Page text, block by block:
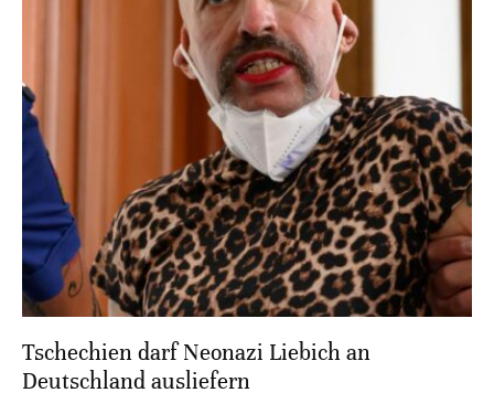
Tschechien darf Neonazi Liebich an
Deutschland ausliefern